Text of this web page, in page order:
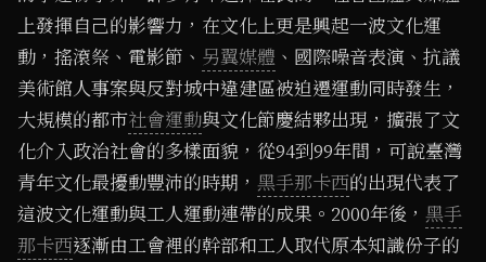
上發揮自己的影響力，在文化上更是興起一波文化運
動，搖滾祭、電影節、 另翼媒體 、國際噪音表演、抗議
美術館人事案與反對城中違建區被迫遷運動同時發生，
大規模的都市社會運動與文化節慶結夥出現，擴張了文
化介入政治社會的多樣面貌，從94到99年間，可說臺灣
青年文化最擾動豐沛的時期， 黑手那卡西的出現代表了
這波文化運動與工人運動連帶的成果。2000年後， 黑手
那卡西逐漸由工會裡的幹部和工人取代原本知識份子的